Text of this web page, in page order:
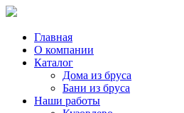
Главная
О компании
Каталог
Дома из бруса
Бани из бруса
Наши работы